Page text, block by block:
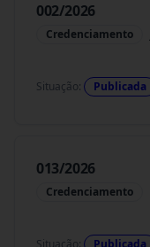
002/2026
Credenciamento
Situação: Publicada
013/2026
Credenciamento
Situação: Publicada